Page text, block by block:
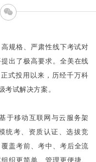
规格、严肃性线下考试对
出了极高要求。全美在线
式投用以来，历经千万科
考试解决方案。
移动互联网与云服务架
统考、资质认证、选拔竞
盖考前、考中、考后全流
织更简单、管理更便捷、